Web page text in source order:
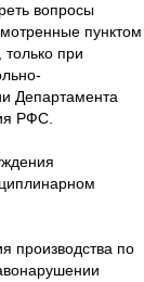
вопросы
пунктом
только при
Департамента
РФС.
производства по